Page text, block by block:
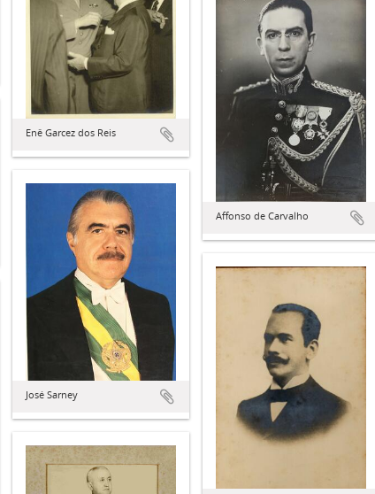
Enê Garcez dos Reis
Affonso de Carvalho
José Sarney